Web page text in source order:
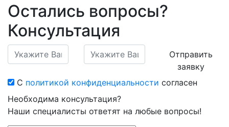
Остались вопросы?
Консультация
Отправить
заявку
С политикой конфиденциальности согласен
Необходима консультация?
Наши специалисты ответят на любые вопросы!